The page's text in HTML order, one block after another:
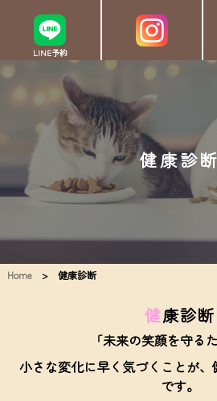
LINE予約
健康診断
Home> 健康診断
健康診断
「未来の笑顔を守る
小さな変化に早く気づくことが
です。